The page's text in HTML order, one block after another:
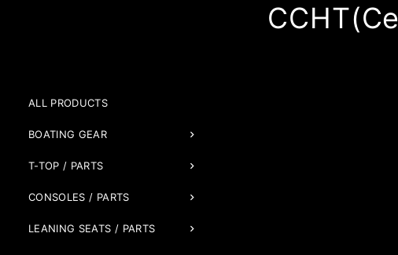
ALL PRODUCTS
BOATING GEAR
T-TOP / PARTS
CONSOLES / PARTS
LEANING SEATS / PARTS